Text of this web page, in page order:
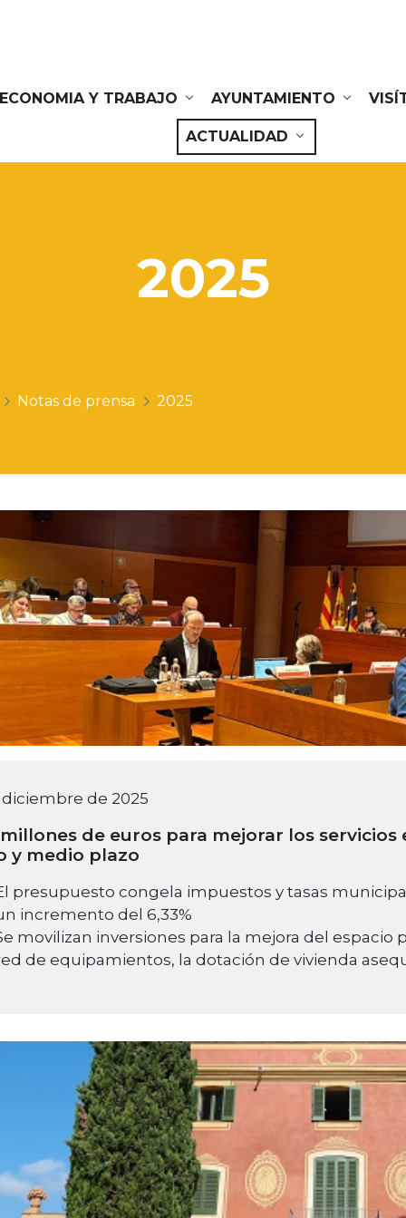
ECONOMIA Y TRABAJO AYUNTAMIENTO
ACTUALIDAD
2025
Notas de prensa 2025
diciembre de 2025
de euros para mejorar los
y medio plazo
presupuesto congela impuestos y tasas
incremento del 6,33%
movilizan inversiones para la mejora del
de equipamientos, la dotación de vivienda